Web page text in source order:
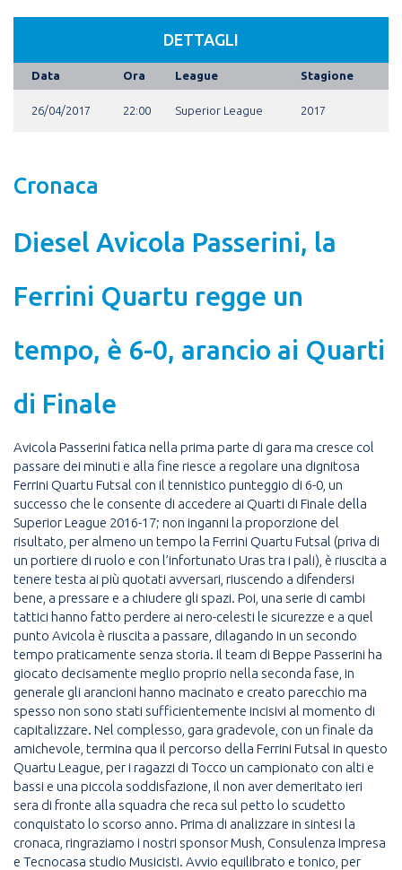
DETTAGLI
Data Ora League Stagione
26/04/2017 22:00 Superior League 2017
Cronaca
Diesel Avicola Passerini, la
Ferrini Quartu regge un
tempo, è 6-0, arancio ai Quarti
di Finale
Avicola Passerini fatica nella prima parte di gara ma cresce col
passare dei minuti e alla fine riesce a regolare una dignitosa
Ferrini Quartu Futsal con il tennistico punteggio di 6-0, un
successo che le consente di accedere ai Quarti di Finale della
Superior League 2016-17; non inganni la proporzione del
risultato, per almeno un tempo la Ferrini Quartu Futsal (priva di
un portiere di ruolo e con l’infortunato Uras tra i pali), è riuscita a
tenere testa ai più quotati avversari, riuscendo a difendersi
bene, a pressare e a chiudere gli spazi. Poi, una serie di cambi
tattici hanno fatto perdere ai nero-celesti le sicurezze e a quel
punto Avicola è riuscita a passare, dilagando in un secondo
tempo praticamente senza storia. Il team di Beppe Passerini ha
giocato decisamente meglio proprio nella seconda fase, in
generale gli arancioni hanno macinato e creato parecchio ma
spesso non sono stati sufficientemente incisivi al momento di
capitalizzare. Nel complesso, gara gradevole, con un finale da
amichevole, termina qua il percorso della Ferrini Futsal in questo
Quartu League, per i ragazzi di Tocco un campionato con alti e
bassi e una piccola soddisfazione, il non aver demeritato ieri
sera di fronte alla squadra che reca sul petto lo scudetto
conquistato lo scorso anno. Prima di analizzare in sintesi la
cronaca, ringraziamo i nostri sponsor Mush, Consulenza Impresa
e Tecnocasa studio Musicisti. Avvio equilibrato e tonico, per